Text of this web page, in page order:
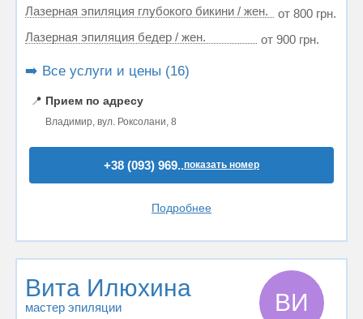
Лазерная эпиляция глубокого бикини / жен.
от 800 грн.
Лазерная эпиляция бедер / жен.
от 900 грн.
➡️ Все услуги и цены (16)
📍 Прием по адресу
Владимир, вул. Роксолани, 8
+38 (093) 969..показать номер
Подробнее
Вита Илюхина
мастер эпиляции ВИ